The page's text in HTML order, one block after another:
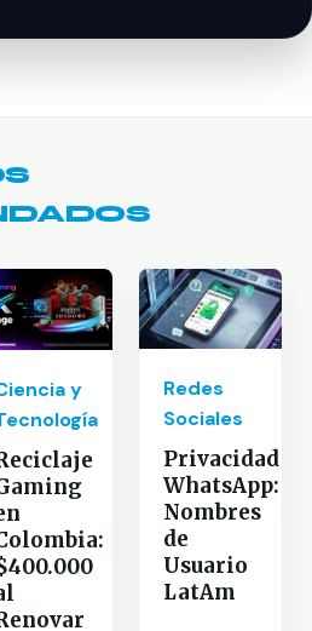
y
Redes
Sociales
Privacidad
WhatsApp:
Nombres
de
Usuario
LatAm